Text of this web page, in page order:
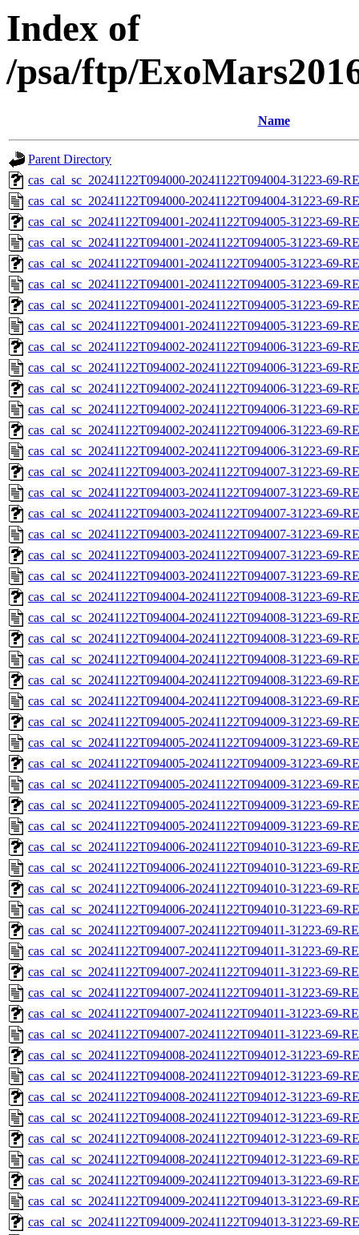
Index of
/psa/ftp/
Name
Parent Directory
cas_cal_sc_20241122T094000-20241122T094004-31223-69-
cas_cal_sc_20241122T094000-20241122T094004-31223-69-
cas_cal_sc_20241122T094001-20241122T094005-31223-69-
cas_cal_sc_20241122T094001-20241122T094005-31223-69-
cas_cal_sc_20241122T094001-20241122T094005-31223-69-
cas_cal_sc_20241122T094001-20241122T094005-31223-69-
cas_cal_sc_20241122T094001-20241122T094005-31223-69-
cas_cal_sc_20241122T094001-20241122T094005-31223-69-
cas_cal_sc_20241122T094002-20241122T094006-31223-69-
cas_cal_sc_20241122T094002-20241122T094006-31223-69-
cas_cal_sc_20241122T094002-20241122T094006-31223-69-
cas_cal_sc_20241122T094002-20241122T094006-31223-69-
cas_cal_sc_20241122T094002-20241122T094006-31223-69-
cas_cal_sc_20241122T094002-20241122T094006-31223-69-
cas_cal_sc_20241122T094003-20241122T094007-31223-69-
cas_cal_sc_20241122T094003-20241122T094007-31223-69-
cas_cal_sc_20241122T094003-20241122T094007-31223-69-
cas_cal_sc_20241122T094003-20241122T094007-31223-69-
cas_cal_sc_20241122T094003-20241122T094007-31223-69-
cas_cal_sc_20241122T094003-20241122T094007-31223-69-
cas_cal_sc_20241122T094004-20241122T094008-31223-69-
cas_cal_sc_20241122T094004-20241122T094008-31223-69-
cas_cal_sc_20241122T094004-20241122T094008-31223-69-
cas_cal_sc_20241122T094004-20241122T094008-31223-69-
cas_cal_sc_20241122T094004-20241122T094008-31223-69-
cas_cal_sc_20241122T094004-20241122T094008-31223-69-
cas_cal_sc_20241122T094005-20241122T094009-31223-69-
cas_cal_sc_20241122T094005-20241122T094009-31223-69-
cas_cal_sc_20241122T094005-20241122T094009-31223-69-
cas_cal_sc_20241122T094005-20241122T094009-31223-69-
cas_cal_sc_20241122T094005-20241122T094009-31223-69-
cas_cal_sc_20241122T094005-20241122T094009-31223-69-
cas_cal_sc_20241122T094006-20241122T094010-31223-69-
cas_cal_sc_20241122T094006-20241122T094010-31223-69-
cas_cal_sc_20241122T094006-20241122T094010-31223-69-
cas_cal_sc_20241122T094006-20241122T094010-31223-69-
cas_cal_sc_20241122T094007-20241122T094011-31223-69-
cas_cal_sc_20241122T094007-20241122T094011-31223-69-
cas_cal_sc_20241122T094007-20241122T094011-31223-69-
cas_cal_sc_20241122T094007-20241122T094011-31223-69-
cas_cal_sc_20241122T094007-20241122T094011-31223-69-
cas_cal_sc_20241122T094007-20241122T094011-31223-69-
cas_cal_sc_20241122T094008-20241122T094012-31223-69-
cas_cal_sc_20241122T094008-20241122T094012-31223-69-
cas_cal_sc_20241122T094008-20241122T094012-31223-69-
cas_cal_sc_20241122T094008-20241122T094012-31223-69-
cas_cal_sc_20241122T094008-20241122T094012-31223-69-
cas_cal_sc_20241122T094008-20241122T094012-31223-69-
cas_cal_sc_20241122T094009-20241122T094013-31223-69-
cas_cal_sc_20241122T094009-20241122T094013-31223-69-
cas_cal_sc_20241122T094009-20241122T094013-31223-69-